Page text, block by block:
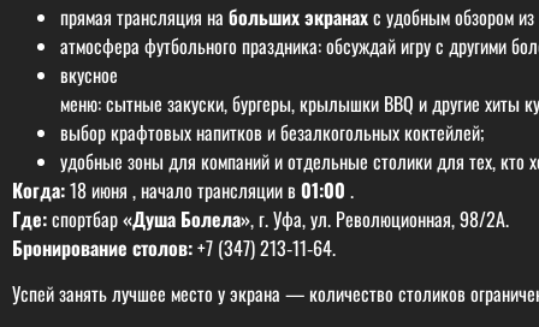
прямая трансляция на большихэкранахс удобнымобзоромиз
атмосфера футбольного праздника:обсуждайигрус другими
вкусное
меню:сытные закуски,бургеры,крылышки BBQ идругие хиты
выборкрафтовыхнапитковибезалкогольныхкоктейлей;
удобные зоныдля компанийиотдельные столикидля тех,кто
Когда:18 июня ,начало трансляциив01:00 .
Где:спортбар«Душа Болела»,г. Уфа,ул. Революционная, 98/2А.
Бронирование столов:+7 (347) 213‑11‑64.
Успейзанятьлучшее место уэкрана —количество столиков